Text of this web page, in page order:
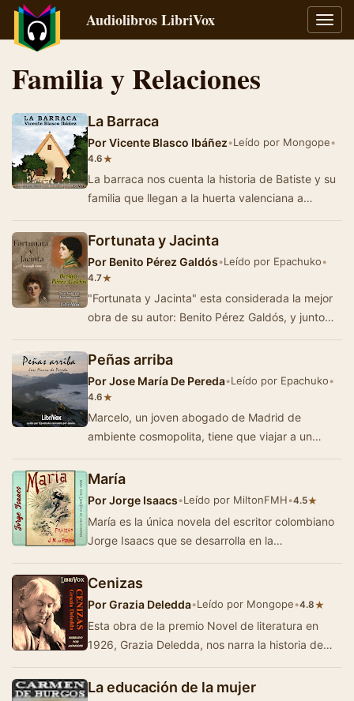
Audiolibros LibriVox
Familia y Relaciones
La Barraca
PorVicente Blasco Ibáñez•Leído por Mongope•
4.6★
La barraca nos cuenta la historia de Batiste y su
familia que llegan a la huerta valenciana a
Fortunata y Jacinta
Por Benito Pérez Galdós•Leído por Epachuko•
4.7★
"Fortunata y Jacinta" esta considerada la mejor
obra de su autor: Benito Pérez Galdós, y junto
Peñas arriba
PorJose María De Pereda•Leído por Epachuko•
4.6★
Marcelo, un joven abogado de Madrid de
ambiente cosmopolita, tiene que viajar a un
María
PorJorge Isaacs•Leído por MiltonFMH•4.5★
María es la única novela del escritor colombiano
Jorge Isaacs que se desarrolla en la
Cenizas
PorGrazia Deledda•Leído por Mongope•4.8★
Esta obra de la premio Novel de literatura en
1926, Grazia Deledda, nos narra la historia de
La educación de la mujer